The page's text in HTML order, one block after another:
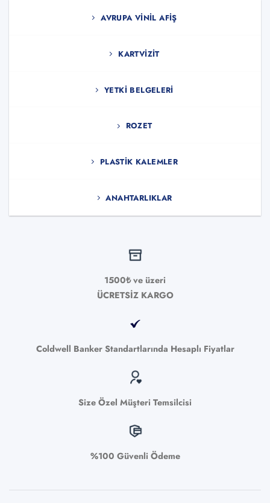
AVRUPA VINIL AFIŞ
KARTVIZIT
YETKI BELGELERI
ROZET
PLASTIK KALEMLER
ANAHTARLIKLAR
1500₺ ve üzeri
ÜCRETSİZ KARGO
Coldwell Banker Standartlarında Hesaplı Fiyatlar
Size Özel Müşteri Temsilcisi
%100 Güvenli Ödeme